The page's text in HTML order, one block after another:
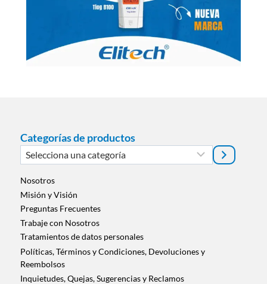
Categorías de productos
Selecciona
una
categoría
Nosotros
Misión y Visión
Preguntas Frecuentes
Trabaje con Nosotros
Tratamientos de datos personales
Políticas, Términos y Condiciones, Devoluciones y
Reembolsos
Inquietudes, Quejas, Sugerencias y Reclamos